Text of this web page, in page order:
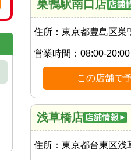
巣鴨駅南口店
住所： 東京都豊島区巣
営業時間： 08:00-20:00
この店舗で
浅草橋店
住所： 東京都台東区浅